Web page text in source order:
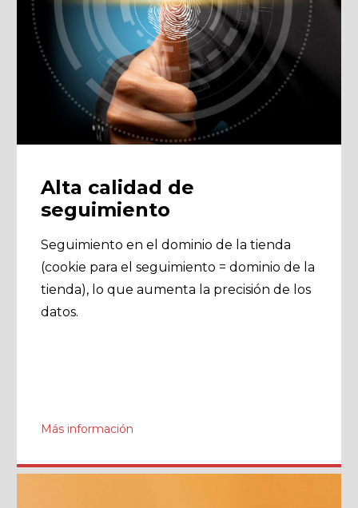
Alta calidad de
seguimiento
Seguimiento en el dominio de la tienda
(cookie para el seguimiento = dominio de la
tienda), lo que aumenta la precisión de los
datos.
Más información